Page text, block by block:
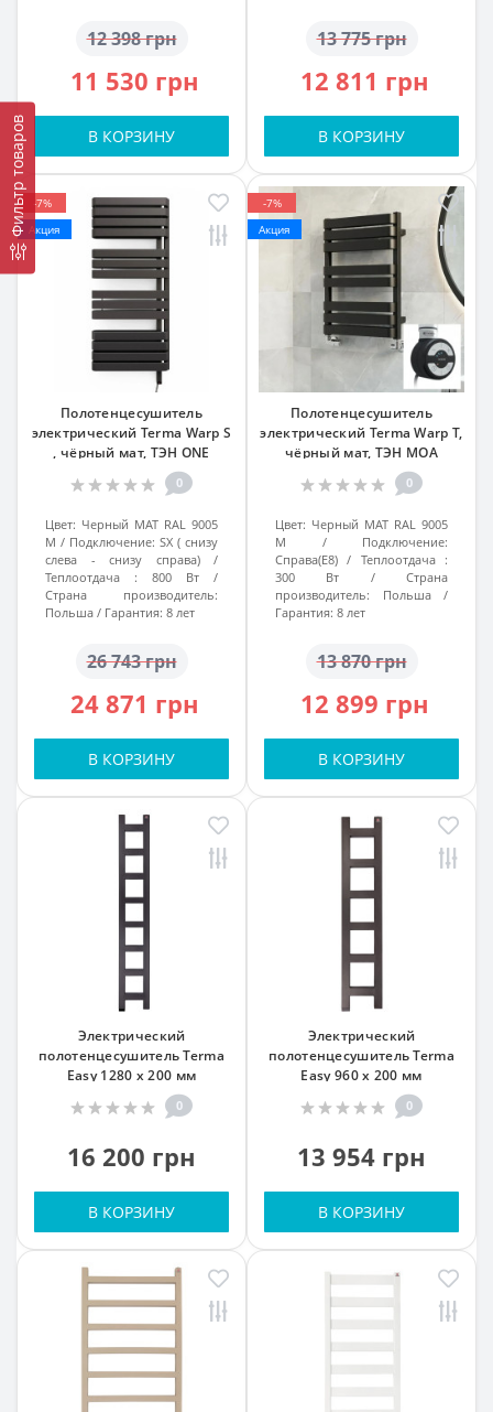
Фильтр товаров
12 398 грн
11 530 грн
В КОРЗИНУ
13 775 грн
12 811 грн
В КОРЗИНУ
-7%
Акция
Полотенцесушитель
электрический Terma Warp S
, чёрный мат, ТЭН ONE
0
Цвет: Черный МАТ RAL 9005
M
Подключение: SX ( снизу
слева - снизу справа)
Теплоотдача :
800 Вт
Страна производитель:
Польша
Гарантия: 8 лет
26 743 грн
24 871 грн
В КОРЗИНУ
-7%
Акция
Полотенцесушитель
электрический Terma Warp T,
чёрный мат, ТЭН MOA
0
Цвет: Черный МАТ RAL 9005
M
Подключение:
Справа(Е8)
Теплоотдача :
300 Вт
Страна
производитель:
Польша
Гарантия: 8 лет
13 870 грн
12 899 грн
В КОРЗИНУ
Электрический
полотенцесушитель Terma
Easy 1280 x 200 мм
0
16 200 грн
В КОРЗИНУ
Электрический
полотенцесушитель Terma
Easy 960 x 200 мм
0
13 954 грн
В КОРЗИНУ